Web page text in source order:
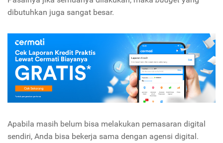
dibutuhkan juga sangat besar.
Apabila masih belum bisa melakukan pemasaran digital
sendiri, Anda bisa bekerja sama dengan agensi digital.